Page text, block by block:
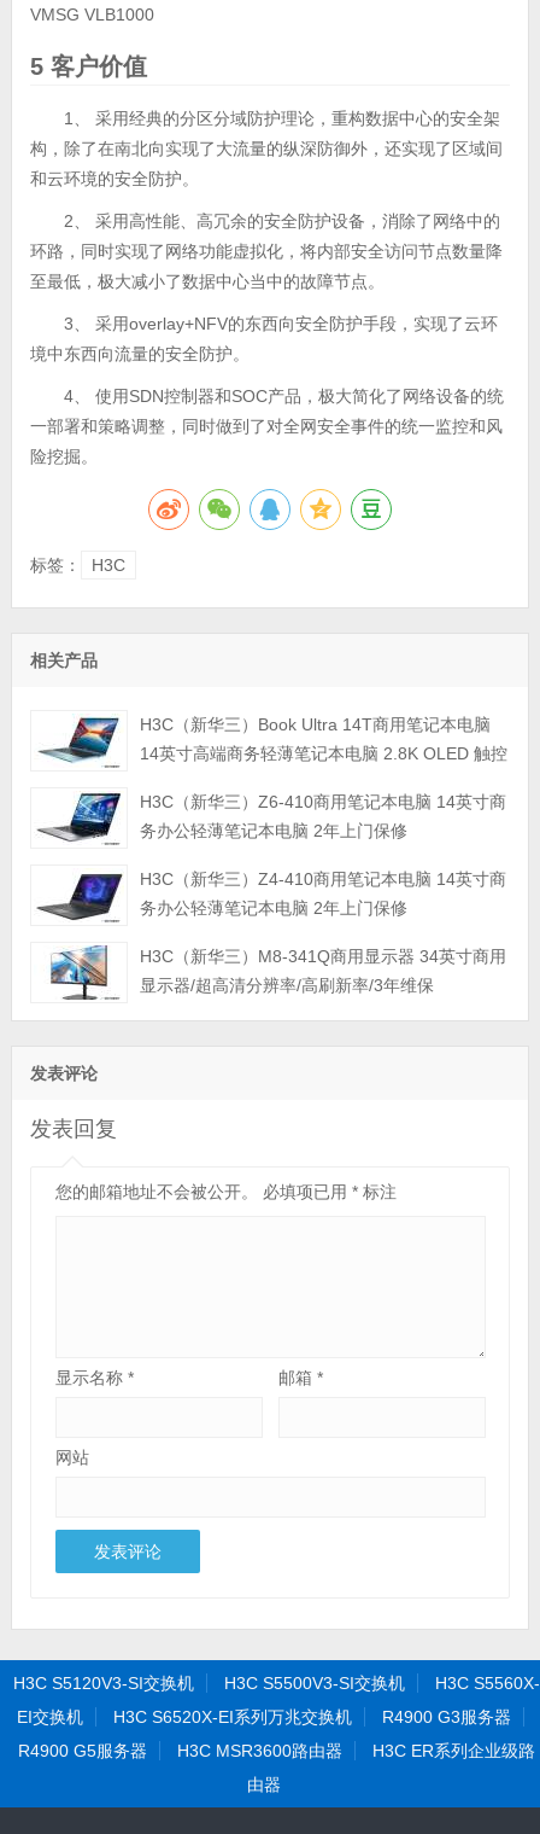
VMSG VLB1000
5 客户价值
1、 采用经典的分区分域防护理论，重构数据中心的安全架
构，除了在南北向实现了大流量的纵深防御外，还实现了区域间
和云环境的安全防护。
2、 采用高性能、高冗余的安全防护设备，消除了网络中的
环路，同时实现了网络功能虚拟化，将内部安全访问节点数量降
至最低，极大减小了数据中心当中的故障节点。
3、 采用overlay+NFV的东西向安全防护手段，实现了云环
境中东西向流量的安全防护。
4、 使用SDN控制器和SOC产品，极大简化了网络设备的统
一部署和策略调整，同时做到了对全网安全事件的统一监控和风
险挖掘。
标签： H3C
相关产品
H3C（新华三）Book Ultra 14T商用笔记本电脑
14英寸高端商务轻薄笔记本电脑 2.8K OLED 触控
H3C（新华三）Z6-410商用笔记本电脑 14英寸商
务办公轻薄笔记本电脑 2年上门保修
H3C（新华三）Z4-410商用笔记本电脑 14英寸商
务办公轻薄笔记本电脑 2年上门保修
H3C（新华三）M8-341Q商用显示器 34英寸商用
显示器/超高清分辨率/高刷新率/3年维保
发表评论
发表回复
您的邮箱地址不会被公开。 必填项已用 *标注
显示名称 * 邮箱*
网站
H3C S5120V3-SI交换机 H3C S5500V3-SI交换机
H3C S5560X-
EI交换机
H3C S6520X-EI系列万兆交换机
R4900 G3服务器
R4900 G5服务器
H3C MSR3600路由器
H3C ER系列企业级路
由器